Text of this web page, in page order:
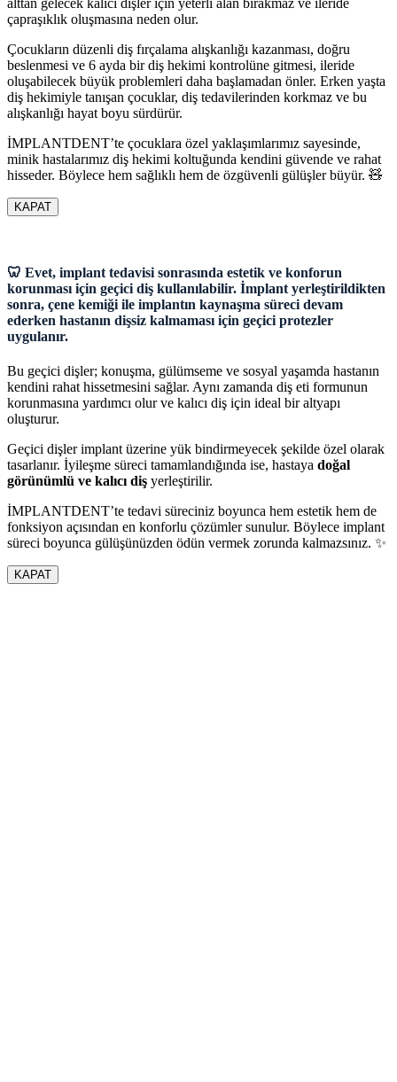
çapraşıklık oluşmasına neden olur.
Çocukların düzenli diş fırçalama alışkanlığı kazanması, doğru
beslenmesi ve 6 ayda bir diş hekimi kontrolüne gitmesi, ileride
oluşabilecek büyük problemleri daha başlamadan önler. Erken yaşta
diş hekimiyle tanışan çocuklar, diş tedavilerinden korkmaz ve bu
alışkanlığı hayat boyu sürdürür.
İMPLANTDENT’te çocuklara özel yaklaşımlarımız sayesinde,
minik hastalarımız diş hekimi koltuğunda kendini güvende ve rahat
hisseder. Böylece hem sağlıklı hem de özgüvenli gülüşler büyür. 🧸
KAPAT
🦷 Evet, implant tedavisi sonrasında estetik ve konforun
korunması için geçici diş kullanılabilir. İmplant yerleştirildikten
sonra, çene kemiği ile implantın kaynaşma süreci devam
ederken hastanın dişsiz kalmaması için geçici protezler
uygulanır.
Bu geçici dişler; konuşma, gülümseme ve sosyal yaşamda hastanın
kendini rahat hissetmesini sağlar. Aynı zamanda diş eti formunun
korunmasına yardımcı olur ve kalıcı diş için ideal bir altyapı
oluşturur.
Geçici dişler implant üzerine yük bindirmeyecek şekilde özel olarak
tasarlanır. İyileşme süreci tamamlandığında ise, hastaya doğal
görünümlü ve kalıcı diş yerleştirilir.
İMPLANTDENT’te tedavi süreciniz boyunca hem estetik hem de
fonksiyon açısından en konforlu çözümler sunulur. Böylece implant
süreci boyunca gülüşünüzden ödün vermek zorunda kalmazsınız. ✨
KAPAT